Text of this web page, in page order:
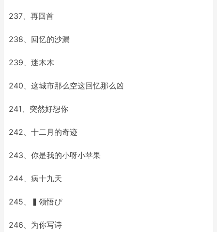
237、再回首
238、回忆的沙漏
239、迷木木
240、这城市那么空这回忆那么凶
241、突然好想你
242、十二月的奇迹
243、你是我的小呀小苹果
244、病十九天
245、▍领悟ぴ
246、为你写诗